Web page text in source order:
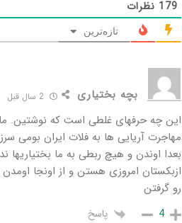
179 نظرات
تازه‌ترین
بچه بختیاری
این چه حرفهای غلطی است که نوشتین. ما
مهاجرت آریایی ها به فلات ایران بومی
بعدا اوندن و هیچ ربطی به ما بختیاریها
ازبکستان امروزی هستن و از اونجا
رو گرفتن
4 پاسخ